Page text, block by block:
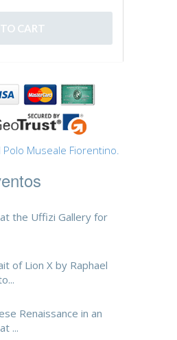
Museale Fiorentino.
the Uffizi Gallery for
of Lion X by Raphael
Renaissance in an
...